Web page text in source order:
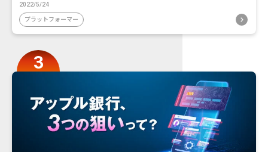
2022/5/24
プラットフォーマー